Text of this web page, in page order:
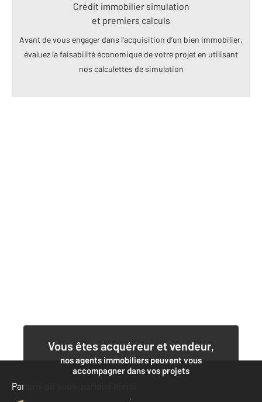
Crédit immobilier simulation
et premiers calculs
Avant de vous engager dans l’acquisition d’un bien immobilier,
évaluez la faisabilité économique de votre projet en utilisant
nos calculettes de simulation
Vous êtes acquéreur et vendeur,
nos agents immobiliers peuvent vous
accompagner dans vos projets
Contacter l'agence
Parlons de vous, parlons biens